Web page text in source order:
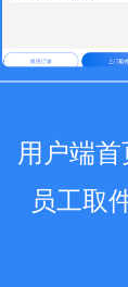
用户端首
员工取